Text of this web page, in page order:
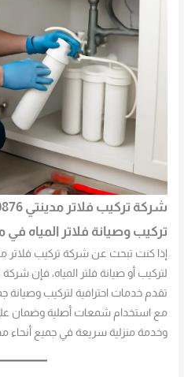
تركيب وصيانة فلاتر المياه في
إذا كنت تبحث عن شركة تركيب فلاتر
تقدم خدمات احترافية لتركيب وصيانة
مع استخدام شمعات أصلية وضمان على
وخدمة منزلية سريعة في جميع أنحاء